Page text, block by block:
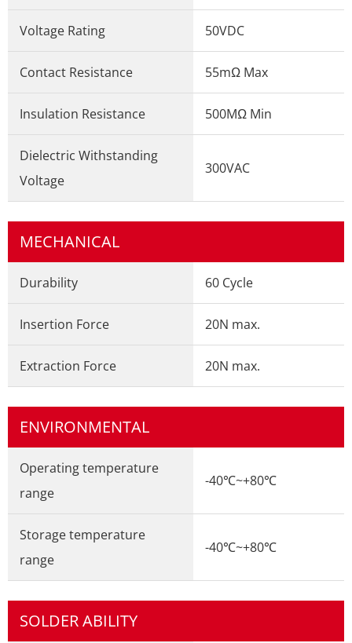
Voltage Rating 50VDC
Contact Resistance 55mΩ Max
Insulation Resistance 500MΩ Min
Dielectric Withstanding
Voltage
300VAC
MECHANICAL
Durability 60 Cycle
Insertion Force 20N max.
Extraction Force 20N max.
ENVIRONMENTAL
Operating temperature
range
-40℃~+80℃
Storage temperature
range
-40℃~+80℃
SOLDER ABILITY